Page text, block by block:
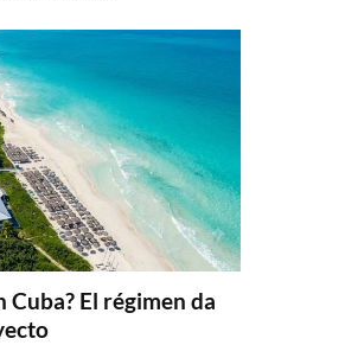
Cuba? El régimen da